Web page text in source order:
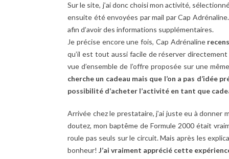
Sur le site, j’ai donc choisi mon activité,
ensuite été envoyées par mail par Cap
afin d’avoir des informations supplémentaires.
Je précise encore une fois, Cap Adrénaline
qu’il est tout aussi facile de réserver
vue d’ensemble de l’offre proposée sur une
cherche un cadeau mais que l’on a pas d’idée
possibilité d’acheter l’activité en tant que
Arrivée chez le prestataire, j’ai juste eu à donner
doutez, mon baptême de Formule 2000 était
roule pas seuls sur le circuit. Mais après les
bonheur! J’ai vraiment apprécié cette